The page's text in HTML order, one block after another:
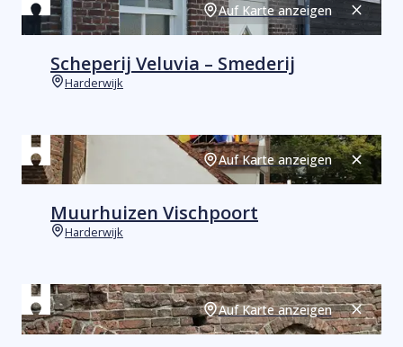
Auf Karte anzeigen
Scheperij Veluvia – Smederij
Harderwijk
Auf Karte anzeigen
Muurhuizen Vischpoort
Harderwijk
Auf Karte anzeigen